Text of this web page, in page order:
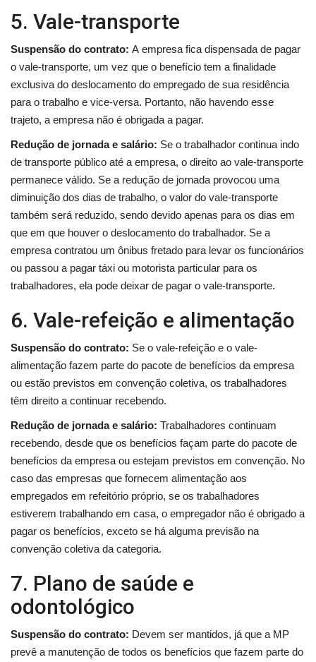
5. Vale-transporte
Suspensão do contrato: A empresa fica dispensada de pagar
o vale-transporte, um vez que o benefício tem a finalidade
exclusiva do deslocamento do empregado de sua residência
para o trabalho e vice-versa. Portanto, não havendo esse
trajeto, a empresa não é obrigada a pagar.
Redução de jornada e salário: Se o trabalhador continua indo
de transporte público até a empresa, o direito ao vale-transporte
permanece válido. Se a redução de jornada provocou uma
diminuição dos dias de trabalho, o valor do vale-transporte
também será reduzido, sendo devido apenas para os dias em
que em que houver o deslocamento do trabalhador. Se a
empresa contratou um ônibus fretado para levar os funcionários
ou passou a pagar táxi ou motorista particular para os
trabalhadores, ela pode deixar de pagar o vale-transporte.
6. Vale-refeição e alimentação
Suspensão do contrato: Se o vale-refeição e o vale-
alimentação fazem parte do pacote de benefícios da empresa
ou estão previstos em convenção coletiva, os trabalhadores
têm direito a continuar recebendo.
Redução de jornada e salário: Trabalhadores continuam
recebendo, desde que os benefícios façam parte do pacote de
benefícios da empresa ou estejam previstos em convenção. No
caso das empresas que fornecem alimentação aos
empregados em refeitório próprio, se os trabalhadores
estiverem trabalhando em casa, o empregador não é obrigado a
pagar os benefícios, exceto se há alguma previsão na
convenção coletiva da categoria.
7. Plano de saúde e
odontológico
Suspensão do contrato: Devem ser mantidos, já que a MP
prevê a manutenção de todos os benefícios que fazem parte do